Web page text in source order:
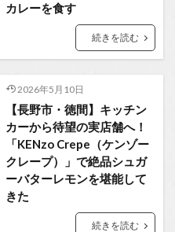
カレーを食す
続きを読む
2026年5月10日
【長野市・徳間】キッチン
カーから待望の実店舗へ！
「KENzo Crepe（ケンゾー
クレープ）」で絶品シュガ
ーバターレモンを堪能して
きた
続きを読む